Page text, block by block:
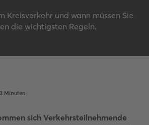
Kreisverkehr und wann müssen Sie
die wichtigsten Regeln.
3 Minuten
sich Verkehrsteilnehmende